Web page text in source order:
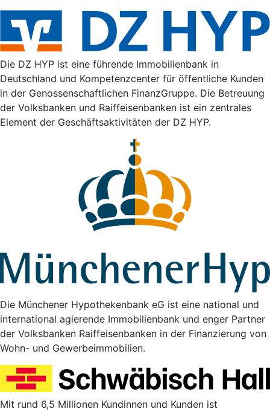
Die DZ HYP ist eine führende Immobilienbank in
Deutschland und Kompetenzcenter für öffentliche Kunden
in der Genossenschaftlichen FinanzGruppe. Die Betreuung
der Volksbanken und Raiffeisenbanken ist ein zentrales
Element der Geschäftsaktivitäten der DZ HYP.
Die Münchener Hypothekenbank eG ist eine national und
international agierende Immobilienbank und enger Partner
der Volksbanken Raiffeisenbanken in der Finanzierung von
Wohn- und Gewerbeimmobilien.
Mit rund 6,5 Millionen Kundinnen und Kunden ist